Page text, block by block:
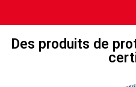
Des produits de